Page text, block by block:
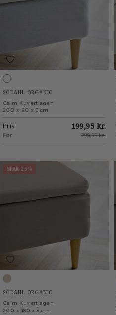
White
SÖDAHL ORGANIC
Calm Kuvertlagen
200 x 90 x 8 cm
Pris 199,95 kr.
Før 299,95 kr.
SPAR 25%
Taupe
SÖDAHL ORGANIC
Calm Kuvertlagen
200 x 180 x 8 cm